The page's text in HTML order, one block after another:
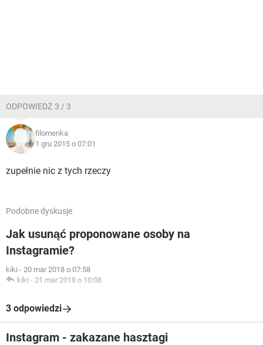
ODPOWIEDŹ 3 / 3
filomenka
1 gru 2015 o 07:01
zupełnie nic z tych rzeczy
Podobne dyskusje
Jak usunąć proponowane osoby na
Instagramie?
kiki - 20 mar 2018 o 07:58
kiki - 21 mar 2018 o 10:08
3 odpowiedzi
Instagram - zakazane hasztagi